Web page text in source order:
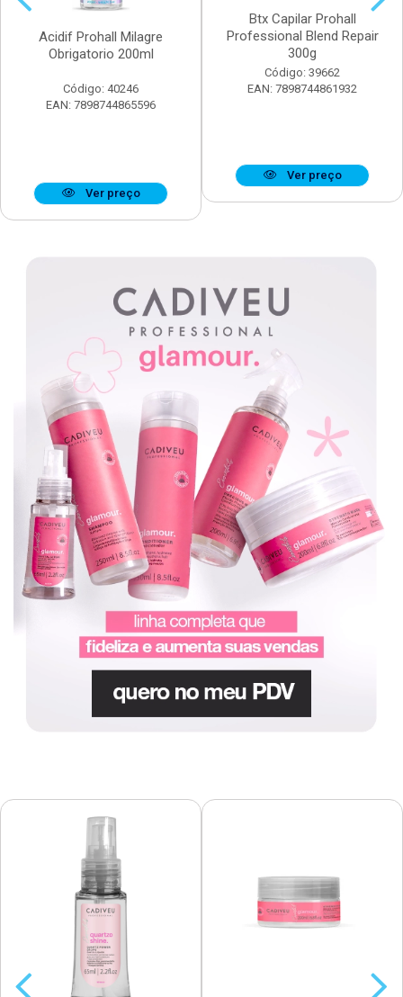
Acidif Prohall Milagre
Obrigatorio 200ml
Código: 40246
EAN: 7898744865596
Ver preço
Btx Capilar Prohall
Professional Blend Repair
300g
Código: 39662
EAN: 7898744861932
Ver preço